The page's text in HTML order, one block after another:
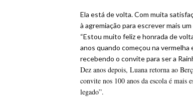
Ela está de volta. Com muita
à agremiação para escrever mais
“Estou muito feliz e honrada de
anos quando começou na vermelha
recebendo o convite para ser a
Dez anos depois, Luana retorna ao
convite nos 100 anos da escola é mais
legado”.